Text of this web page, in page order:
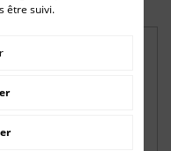
être suivi.